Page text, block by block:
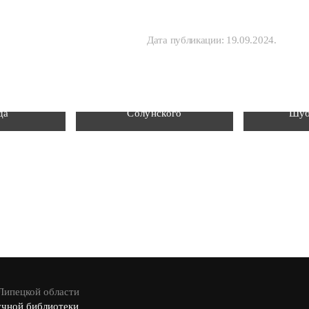
Дата публикации: 19.09.2024.
Солунского
области
библиотеки